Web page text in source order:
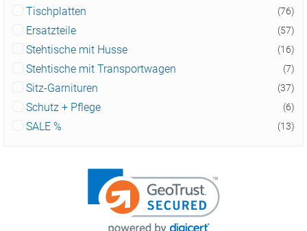
Tischplatten (76)
Ersatzteile (57)
Stehtische mit Husse (16)
Stehtische mit Transportwagen (7)
Sitz-Garnituren (37)
Schutz + Pflege (6)
SALE % (13)